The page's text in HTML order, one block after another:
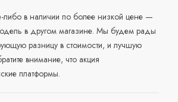
в наличии по более низкой цене —
в другом магазине. Мы будем рады
разницу в стоимости, и лучшую
внимание, что акция
платформы.